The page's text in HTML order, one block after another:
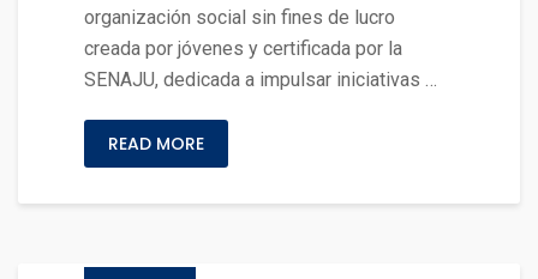
organización social sin fines de lucro
creada por jóvenes y certificada por la
SENAJU, dedicada a impulsar iniciativas …
READ MORE